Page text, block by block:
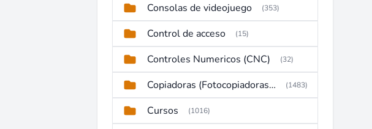
Consolas de videojuego (353)
Control de acceso (15)
Controles Numericos (CNC) (32)
Copiadoras (Fotocopiadoras, Multifunctions, Ploter, etc) (1483)
Cursos (1016)